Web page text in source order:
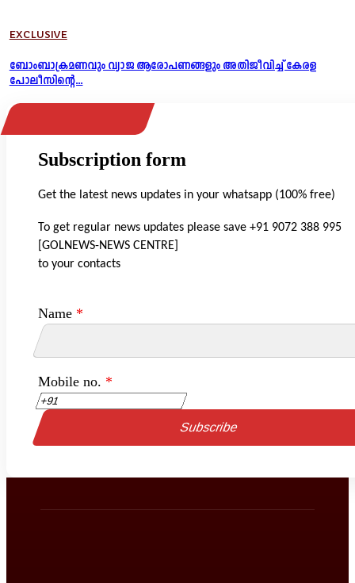
EXCLUSIVE
ബോംബാക്രമണവും വ്യാജ ആരോപണങ്ങളും അതിജീവിച്ച് കേരള
പോലീസിന്റെ...
Subscription form
Get the latest news updates in your whatsapp (100% free)
To get regular news updates please save +91 9072 388 995
[GOLNEWS-NEWS CENTRE]
to your contacts
Name *
Mobile no. *